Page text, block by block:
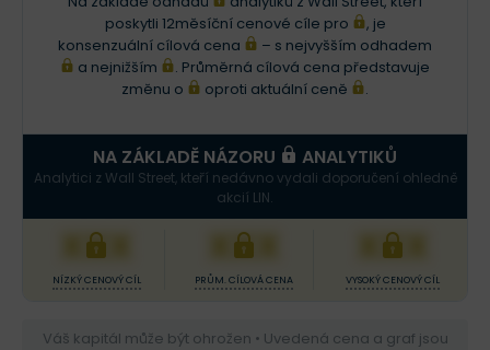
poskytli 12měsíční cenové cíle pro
, je
konsenzuální cílová cena
– s nejvyšším odhadem
a nejnižším
. Průměrná cílová cena představuje
změnu o
oproti aktuální ceně .
NA ZÁKLADĚ NÁZORU ANALYTIKŮ
Analytici z Wall Street, kteří nedávno vydali doporučení ohledně
akcií LIN.
XXX
NÍZKÝ CENOVÝ CÍL
XXX
PRŮM. CÍLOVÁ CENA
XXX
VYSOKÝ CENOVÝ CÍL
Váš kapitál může být ohrožen • Uvedená cena a graf jsou